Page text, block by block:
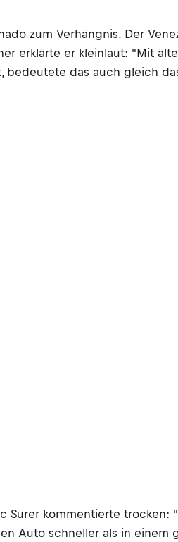
zum Verhängnis. Der
erklärte er kleinlaut: "Mit
das auch gleich
Surer kommentierte
Auto schneller als in einem